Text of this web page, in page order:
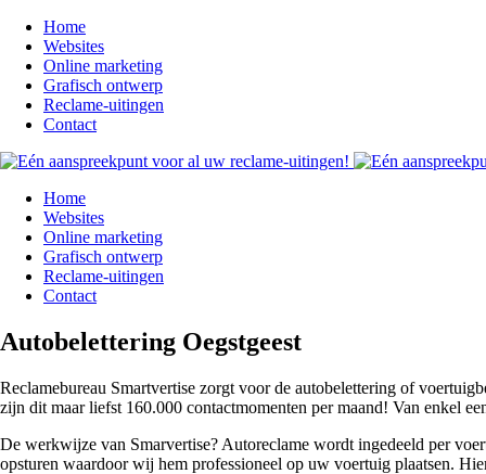
Home
Websites
Online marketing
Grafisch ontwerp
Reclame-uitingen
Contact
Home
Websites
Online marketing
Grafisch ontwerp
Reclame-uitingen
Contact
Autobelettering Oegstgeest
Reclamebureau Smartvertise zorgt voor de autobelettering of
zijn dit maar liefst 160.000 contactmomenten per maand! Van enkel
De werkwijze van Smarvertise? Autoreclame wordt ingedeeld per
opsturen waardoor wij hem professioneel op uw voertuig plaatsen.